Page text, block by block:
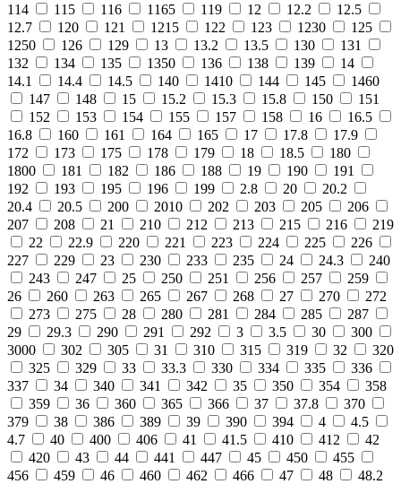
114
115 116 1165 119 12 12.2
12.5
12.7
120 121 1215 122 123 1230
125
1250
126 129 13 13.2 13.5 130
131
132
134 135 1350 136 138 139
14
14.1
14.4 14.5 140 1410 144 145
1460
147
148 15 15.2 15.3 15.8 150
151
152
153 154 155 157 158 16
16.5
16.8
160 161 164 165 17 17.8
17.9
172
173 175 178 179 18 18.5
180
1800
181 182 186 188 19 190
191
192
193 195 196 199 2.8 20
20.2
20.4
20.5 200 2010 202 203 205
206
207
208 21 210 212 213 215 216
219
22
22.9 220 221 223 224 225
226
227
229 23 230 233 235 24 24.3
240
243
247 25 250 251 256 257
259
26
260 263 265 267 268 27 270
272
273
275 28 280 281 284 285
287
29
29.3 290 291 292 3 3.5 30
300
3000
302 305 31 310 315 319 32
320
325
329 33 33.3 330 334 335
336
337
34 340 341 342 35 350 354
358
359
36 360 365 366 37 37.8
370
379
38 386 389 39 390 394 4
4.5
4.7
40 400 406 41 41.5 410 412
42
420
43 44 441 447 45 450
455
456
459 46 460 462 466 47 48
48.2